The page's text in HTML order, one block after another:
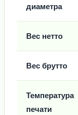
диаметра
Вес нетто
Вес брутто
Температура
печати